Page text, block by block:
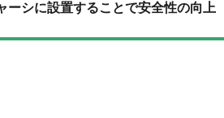
ーシに設置することで安全性の向上